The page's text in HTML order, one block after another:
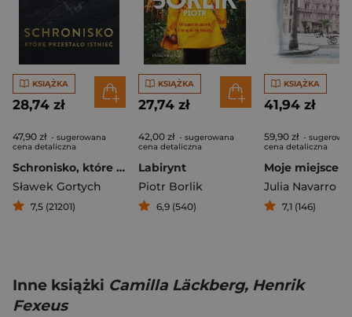
KSIĄŻKA
28,74 zł
47,90 zł - sugerowana
cena detaliczna
Schronisko, które przestało istnieć
Sławek Gortych
7,5 (21201)
KSIĄŻKA
27,74 zł
42,00 zł - sugerowana
cena detaliczna
Labirynt
Piotr Borlik
6,9 (540)
KSIĄŻKA
41,94 zł
59,90 zł -
cena detaliczna
Julia Navarro
7,1 (146)
Inne książki Camilla Läckberg, Henrik
Fexeus